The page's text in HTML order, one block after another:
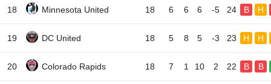
18 Minnesota United 18 6 6 6 -5 24 B H
19 DC United 18 5 8 5 -3 23 H H
20 Colorado Rapids 18 7 1 10 2 22 B B